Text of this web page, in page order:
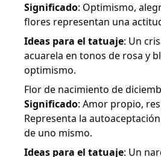
Significado: Optimismo,
flores representan una
Ideas para el tatuaje: Un
acuarela en tonos de rosa y
optimismo.
Flor de nacimiento de
Significado: Amor propio,
Representa la
de uno mismo.
Ideas para el tatuaje: Un